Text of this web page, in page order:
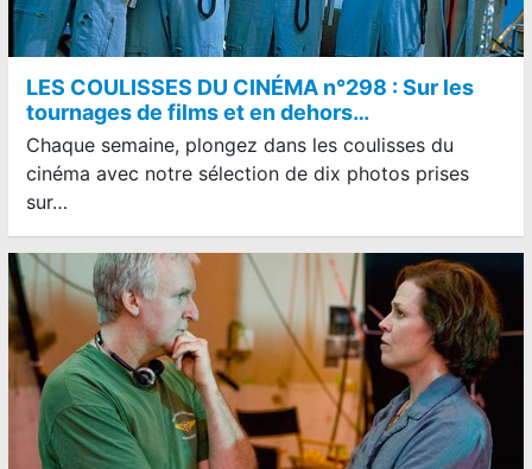
LES COULISSES DU CINÉMA n°298 : Sur les
tournages de films et en dehors…
Chaque semaine, plongez dans les coulisses du
cinéma avec notre sélection de dix photos prises
sur…